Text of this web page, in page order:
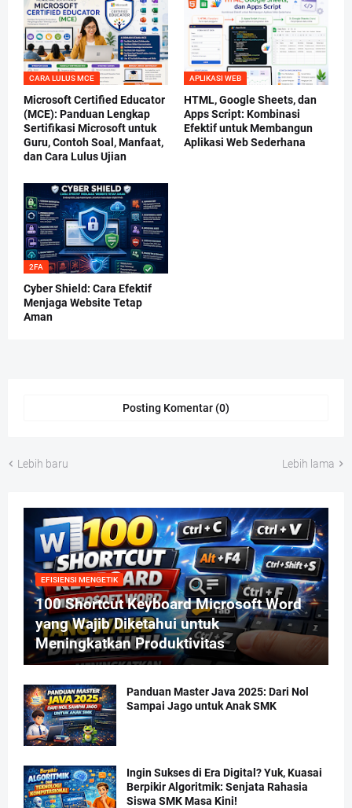
CARA LULUS MCE
Microsoft Certified Educator
(MCE): Panduan Lengkap
Sertifikasi Microsoft untuk
Guru, Contoh Soal, Manfaat,
dan Cara Lulus Ujian
APLIKASI WEB
HTML, Google Sheets, dan
Apps Script: Kombinasi
Efektif untuk Membangun
Aplikasi Web Sederhana
2FA
Cyber Shield: Cara Efektif
Menjaga Website Tetap
Aman
Posting Komentar (0)
Lebih baru Lebih lama
EFISIENSI MENGETIK
100 Shortcut Keyboard Microsoft Word
yang Wajib Diketahui untuk
Meningkatkan Produktivitas
Panduan Master Java 2025: Dari Nol
Sampai Jago untuk Anak SMK
Ingin Sukses di Era Digital? Yuk, Kuasai
Berpikir Algoritmik: Senjata Rahasia
Siswa SMK Masa Kini!